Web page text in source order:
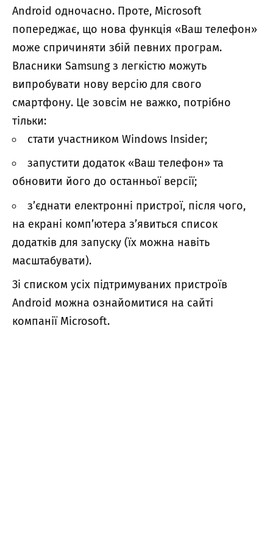
Android одночасно. Проте, Microsoft
попереджає, що нова функція «Ваш телефон»
може спричиняти збій певних програм.
Власники Samsung з легкістю можуть
випробувати нову версію для свого
смартфону. Це зовсім не важко, потрібно
тільки:
стати участником Windows Insider;
запустити додаток «Ваш телефон» та
обновити його до останньої версії;
з’єднати електронні пристрої, після чого,
на екрані комп’ютера з’явиться список
додатків для запуску (їх можна навіть
масштабувати).
Зі списком усіх підтримуваних пристроїв
Android можна ознайомитися на сайті
компанії Microsoft.